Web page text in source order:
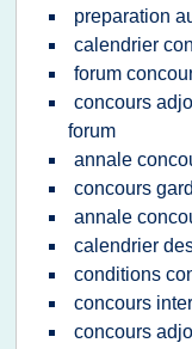
preparation
calendrier
forum
concours
forum
annale
concours
annale
calendrier
conditions
concours
concours